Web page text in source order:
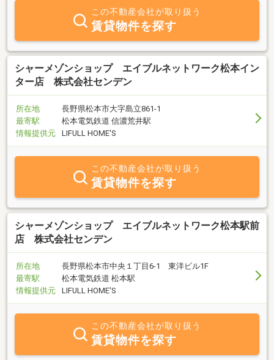
この不動産会社が取り扱う
賃貸物件を探す
シャーメゾンショップ エイブルネットワーク松本イン
ター店 株式会社センデン
所在地
長野県松本市大字島立861-1
最寄駅
松本電気鉄道 信濃荒井駅
情報提供元
LIFULL HOME'S
この不動産会社が取り扱う
賃貸物件を探す
シャーメゾンショップ エイブルネットワーク松本駅前
店 株式会社センデン
所在地
長野県松本市中央１丁目6-1 東洋ビル1F
最寄駅
松本電気鉄道 松本駅
情報提供元
LIFULL HOME'S
この不動産会社が取り扱う
賃貸物件を探す